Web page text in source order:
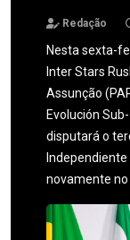
Redação
Nesta sexta-
Inter Stars
Assunção
Evolución
disputará o
novamente no